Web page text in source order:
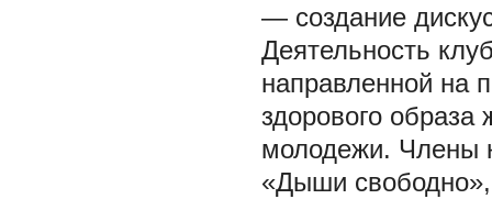
— создание
Деятельность
направленной на
здорового образа
молодежи. Члены
«Дыши